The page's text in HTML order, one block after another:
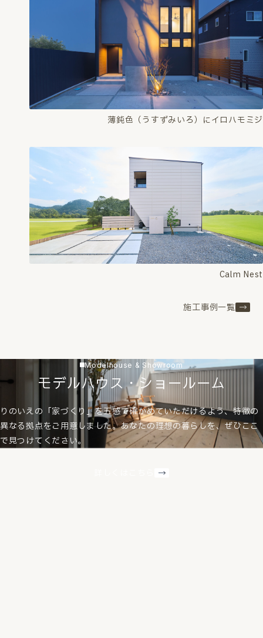
薄鈍色（うすずみいろ）にイロハモミジ
Calm Nest
施工事例一覧
Modelhouse & Showroom
モデルハウス・ショールーム
りのいえの「家づくり」を五感で確かめていただけるよう、特徴の
異なる拠点をご用意しました。あなたの理想の暮らしを、ぜひここ
で見つけてください。